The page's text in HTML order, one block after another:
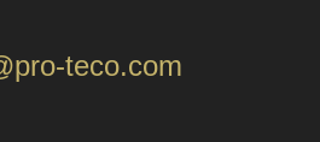
teco.com